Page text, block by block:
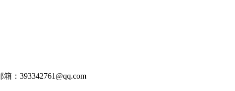
箱：393342761@qq.com